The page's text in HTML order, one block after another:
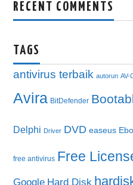
RECENT COMMENTS
TAGS
antivirus terbaik autorun AV-
Avira BitDefender
Delphi Driver DVD easeus
free antivirus Free
Google Hard Disk